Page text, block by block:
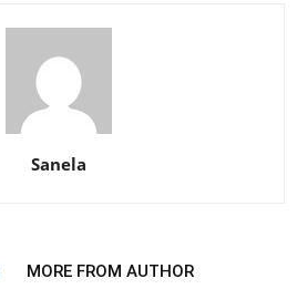
Sanela
MORE FROM AUTHOR